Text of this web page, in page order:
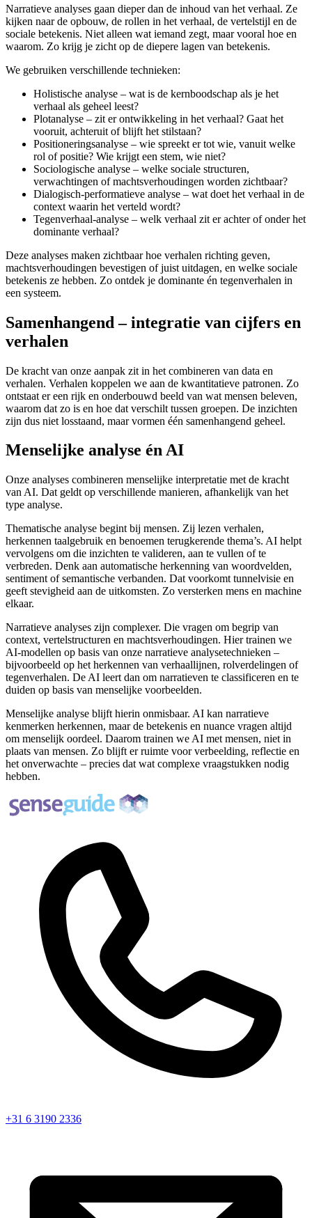
Narratieve analyses gaan dieper dan de inhoud van het verhaal. Ze
kijken naar de opbouw, de rollen in het verhaal, de vertelstijl en de
sociale betekenis. Niet alleen wat iemand zegt, maar vooral hoe en
waarom. Zo krijg je zicht op de diepere lagen van betekenis.
We gebruiken verschillende technieken:
Holistische analyse – wat is de kernboodschap als je het
verhaal als geheel leest?
Plotanalyse – zit er ontwikkeling in het verhaal? Gaat het
vooruit, achteruit of blijft het stilstaan?
Positioneringsanalyse – wie spreekt er tot wie, vanuit welke
rol of positie? Wie krijgt een stem, wie niet?
Sociologische analyse – welke sociale structuren,
verwachtingen of machtsverhoudingen worden zichtbaar?
Dialogisch-performatieve analyse – wat doet het verhaal in de
context waarin het verteld wordt?
Tegenverhaal-analyse – welk verhaal zit er achter of onder het
dominante verhaal?
Deze analyses maken zichtbaar hoe verhalen richting geven,
machtsverhoudingen bevestigen of juist uitdagen, en welke sociale
betekenis ze hebben. Zo ontdek je dominante én tegenverhalen in
een systeem.
Samenhangend – integratie van cijfers en
verhalen
De kracht van onze aanpak zit in het combineren van data en
verhalen. Verhalen koppelen we aan de kwantitatieve patronen. Zo
ontstaat er een rijk en onderbouwd beeld van wat mensen beleven,
waarom dat zo is en hoe dat verschilt tussen groepen. De inzichten
zijn dus niet losstaand, maar vormen één samenhangend geheel.
Menselijke analyse én AI
Onze analyses combineren menselijke interpretatie met de kracht
van AI. Dat geldt op verschillende manieren, afhankelijk van het
type analyse.
Thematische analyse begint bij mensen. Zij lezen verhalen,
herkennen taalgebruik en benoemen terugkerende thema’s. AI helpt
vervolgens om die inzichten te valideren, aan te vullen of te
verbreden. Denk aan automatische herkenning van woordvelden,
sentiment of semantische verbanden. Dat voorkomt tunnelvisie en
geeft stevigheid aan de uitkomsten. Zo versterken mens en machine
elkaar.
Narratieve analyses zijn complexer. Die vragen om begrip van
context, vertelstructuren en machtsverhoudingen. Hier trainen we
AI-modellen op basis van onze narratieve analysetechnieken –
bijvoorbeeld op het herkennen van verhaallijnen, rolverdelingen of
tegenverhalen. De AI leert dan om narratieven te classificeren en te
duiden op basis van menselijke voorbeelden.
Menselijke analyse blijft hierin onmisbaar. AI kan narratieve
kenmerken herkennen, maar de betekenis en nuance vragen altijd
om menselijk oordeel. Daarom trainen we AI met mensen, niet in
plaats van mensen. Zo blijft er ruimte voor verbeelding, reflectie en
het onverwachte – precies dat wat complexe vraagstukken nodig
hebben.
+31 6 3190 2336